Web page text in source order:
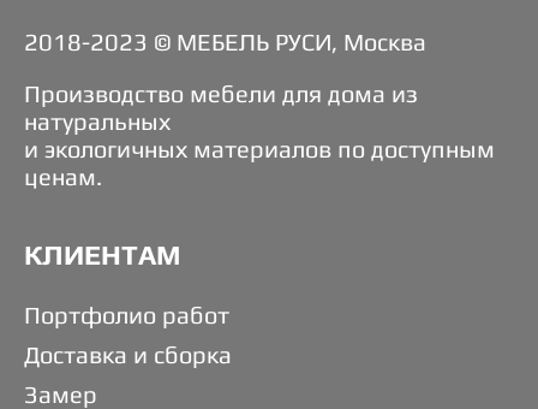
2018-2023 © МЕБЕЛЬ РУСИ, Москва
Производство мебели для дома из
натуральных
и экологичных материалов по доступным
ценам.
КЛИЕНТАМ
Портфолио работ
Доставка и сборка
Замер